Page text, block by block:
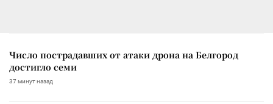
Число пострадавших от атаки дрона на Белгород
достигло семи
37 минут назад